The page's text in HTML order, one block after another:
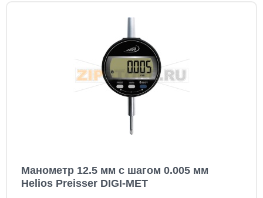
Манометр 12.5 мм с шагом 0.005 мм
Helios Preisser DIGI-MET